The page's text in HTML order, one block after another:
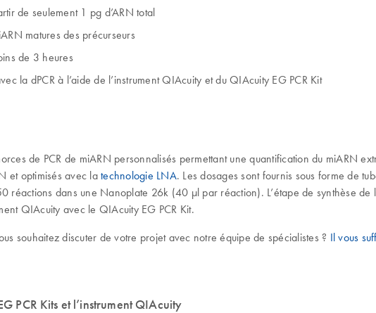
de seulement 1 pg d’ARN total
matures des précurseurs
de 3 heures
la dPCR à l’aide de l’instrument QIAcuity et du QIAcuity EG PCR Kit
de PCR de miARN personnalisés permettant une quantification du miARN
et optimisés avec la technologie LNA. Les dosages sont fournis sous forme de
dans une Nanoplate 26k (40 μl par réaction). L’étape de synthèse de
QIAcuity avec le QIAcuity EG PCR Kit.
souhaitez discuter de votre projet avec notre équipe de spécialistes ? Il vous
PCR Kits et l’instrument QIAcuity